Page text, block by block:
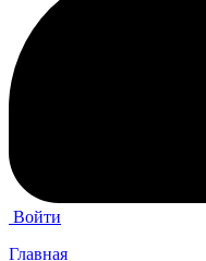
Войти
Главная